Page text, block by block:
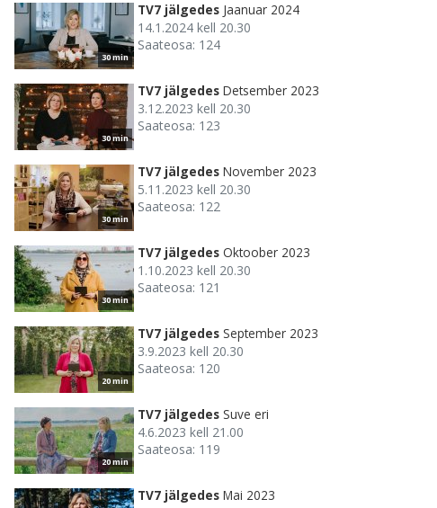
30 min
TV7 jälgedes Jaanuar 2024
14.1.2024 kell 20.30
Saateosa: 124
30 min
TV7 jälgedes Detsember 2023
3.12.2023 kell 20.30
Saateosa: 123
30 min
TV7 jälgedes November 2023
5.11.2023 kell 20.30
Saateosa: 122
30 min
TV7 jälgedes Oktoober 2023
1.10.2023 kell 20.30
Saateosa: 121
20 min
TV7 jälgedes September 2023
3.9.2023 kell 20.30
Saateosa: 120
20 min
TV7 jälgedes Suve eri
4.6.2023 kell 21.00
Saateosa: 119
TV7 jälgedes Mai 2023